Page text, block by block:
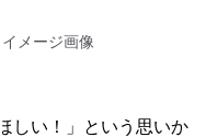
メージ画像
しい！」という思いか